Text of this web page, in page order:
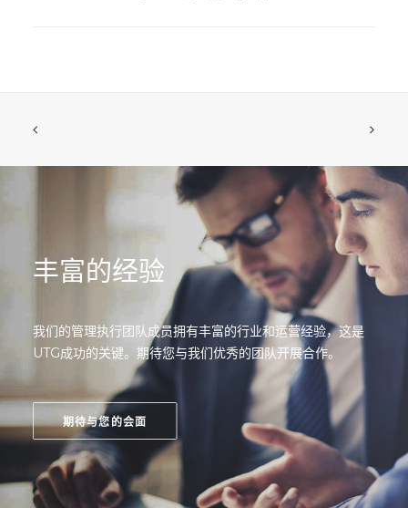
丰富的经验
我们的管理执行团队成员拥有丰富的行业和运营经验，这是
UTG成功的关键。期待您与我们优秀的团队开展合作。
期待与您的会面